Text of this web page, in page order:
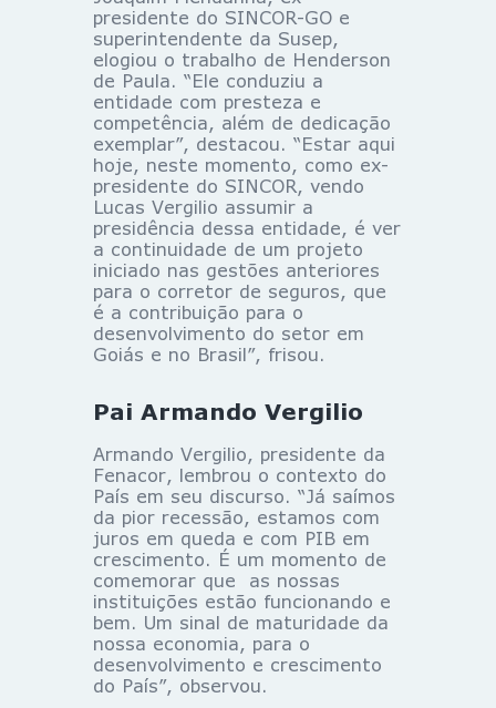
presidente do SINCOR-GO e
superintendente da Susep,
elogiou o trabalho de Henderson
de Paula. “Ele conduziu a
entidade com presteza e
competência, além de dedicação
exemplar”, destacou. “Estar aqui
hoje, neste momento, como ex-
presidente do SINCOR, vendo
Lucas Vergilio assumir a
presidência dessa entidade, é ver
a continuidade de um projeto
iniciado nas gestões anteriores
para o corretor de seguros, que
é a contribuição para o
desenvolvimento do setor em
Goiás e no Brasil”, frisou.
Pai Armando Vergilio
Armando Vergilio, presidente da
Fenacor, lembrou o contexto do
País em seu discurso. “Já saímos
da pior recessão, estamos com
juros em queda e com PIB em
crescimento. É um momento de
comemorar que as nossas
instituições estão funcionando e
bem. Um sinal de maturidade da
nossa economia, para o
desenvolvimento e crescimento
do País”, observou.